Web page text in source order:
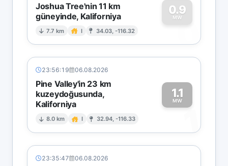
Joshua Tree'nin 11 km
güneyinde, Kaliforniya
7.7 km I 34.03, -116.32
0.9
MW
0
23:56:19 06.08.2026
Pine Valley'in 23 km
kuzeydoğusunda,
Kaliforniya
8.0 km I 32.94, -116.33
1.1
MW
1
23:35:47 06.08.2026